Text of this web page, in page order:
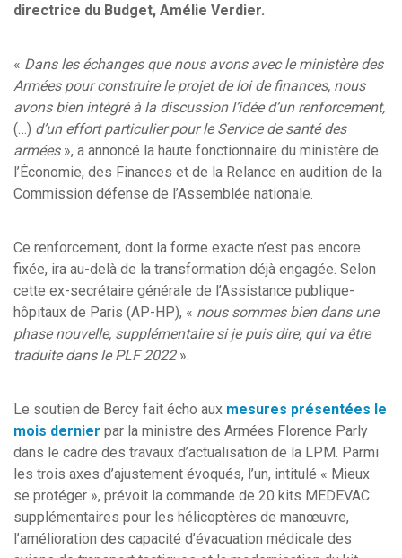
directrice du Budget, Amélie Verdier.
« Dans les échanges que nous avons avec le ministère des
Armées pour construire le projet de loi de finances, nous
avons bien intégré à la discussion l’idée d’un renforcement,
(…) d’un effort particulier pour le Service de santé des
armées», a annoncé la haute fonctionnaire du ministère de
l’Économie, des Finances et de la Relance en audition de la
Commission défense de l’Assemblée nationale.
Ce renforcement, dont la forme exacte n’est pas encore
fixée, ira au-delà de la transformation déjà engagée. Selon
cette ex-secrétaire générale de l’Assistance publique-
hôpitaux de Paris (AP-HP), « nous sommes bien dans une
phase nouvelle, supplémentaire si je puis dire, qui va être
traduite dans le PLF 2022».
Le soutien de Bercy fait écho aux mesures présentées le
mois dernier par la ministre des Armées Florence Parly
dans le cadre des travaux d’actualisation de la LPM. Parmi
les trois axes d’ajustement évoqués, l’un, intitulé « Mieux
se protéger », prévoit la commande de 20 kits MEDEVAC
supplémentaires pour les hélicoptères de manœuvre,
l’amélioration des capacité d’évacuation médicale des